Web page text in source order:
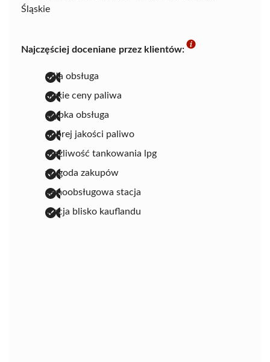
Śląskie
Najczęściej doceniane przez klientów:
miła obsługa
niskie ceny paliwa
szybka obsługa
dobrej jakości paliwo
możliwość tankowania lpg
wygoda zakupów
samoobsługowa stacja
stacja blisko kauflandu